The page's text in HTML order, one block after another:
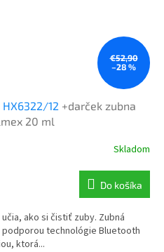
€52,90
–28 %
12 +darček zubna
20 ml
Skladom
Do košíka
ako si čistiť zuby. Zubná
technológie Bluetooth
ktorá...